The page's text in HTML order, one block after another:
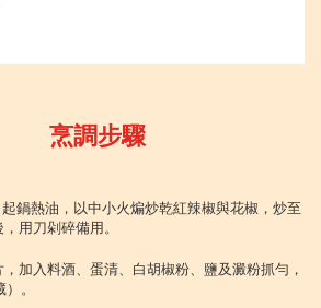
烹調步驟
鍋熱油，以中小火煸炒乾紅辣椒與花椒，炒至
用刀剁碎備用。
加入料酒、蛋清、白胡椒粉、鹽及澱粉抓勻，
。